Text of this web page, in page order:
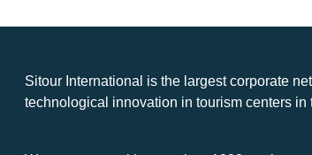
Sitour International is the largest corporate
technological innovation in tourism centers in